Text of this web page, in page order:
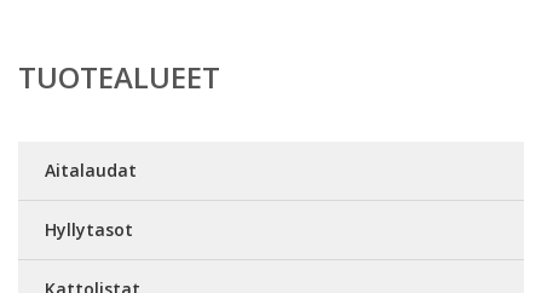
TUOTEALUEET
Aitalaudat
Hyllytasot